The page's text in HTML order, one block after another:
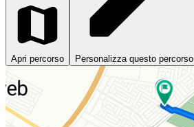
Apri percorso Personalizza questo percorso